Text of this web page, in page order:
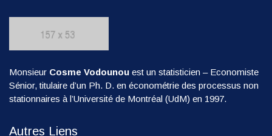
Monsieur Cosme Vodounou est un statisticien – Economiste
Sénior, titulaire d’un Ph. D. en économétrie des processus non
stationnaires à l’Université de Montréal (UdM) en 1997.
Autres Liens